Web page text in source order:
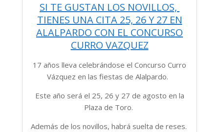
SI TE GUSTAN LOS NOVILLOS,
TIENES UNA CITA 25, 26 Y 27 EN
ALALPARDO CON EL CONCURSO
CURRO VAZQUEZ
17 años lleva celebrándose el Concurso Curro
Vázquez en las fiestas de Alalpardo.
Este año será el 25, 26 y 27 de agosto en la
Plaza de Toro.
Además de los novillos, habrá suelta de reses.